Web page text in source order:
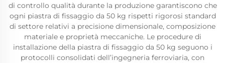
di controllo qualità durante la produzione garantiscono che
ogni piastra di fissaggio da 50 kg rispetti rigorosi standard
di settore relativi a precisione dimensionale, composizione
materiale e proprietà meccaniche. Le procedure di
installazione della piastra di fissaggio da 50 kg seguono i
protocolli consolidati dell’ingegneria ferroviaria, con